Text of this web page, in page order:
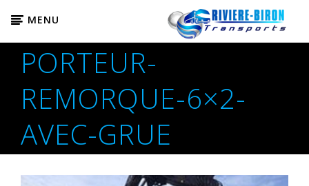
MENU
PORTEUR-
REMORQUE-6×2-
AVEC-GRUE